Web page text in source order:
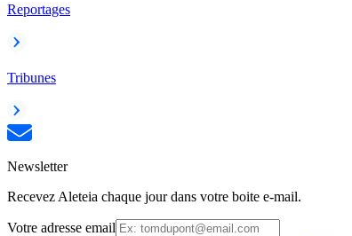
Reportages
Tribunes
Newsletter
Recevez Aleteia chaque jour dans votre boite e-mail.
Votre adresse email